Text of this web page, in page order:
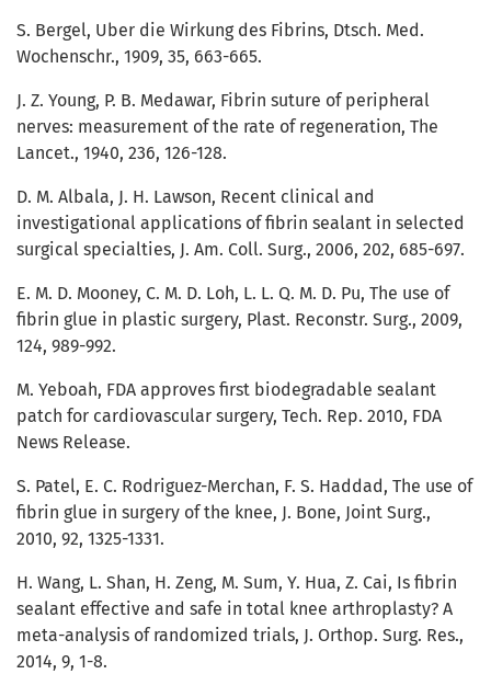
S. Bergel, Uber die Wirkung des Fibrins, Dtsch. Med.
Wochenschr., 1909, 35, 663-665.
J. Z. Young, P. B. Medawar, Fibrin suture of peripheral
nerves: measurement of the rate of regeneration, The
Lancet., 1940, 236, 126-128.
D. M. Albala, J. H. Lawson, Recent clinical and
investigational applications of fibrin sealant in selected
surgical specialties, J. Am. Coll. Surg., 2006, 202, 685-697.
E. M. D. Mooney, C. M. D. Loh, L. L. Q. M. D. Pu, The use of
fibrin glue in plastic surgery, Plast. Reconstr. Surg., 2009,
124, 989-992.
M. Yeboah, FDA approves first biodegradable sealant
patch for cardiovascular surgery, Tech. Rep. 2010, FDA
News Release.
S. Patel, E. C. Rodriguez-Merchan, F. S. Haddad, The use of
fibrin glue in surgery of the knee, J. Bone, Joint Surg.,
2010, 92, 1325-1331.
H. Wang, L. Shan, H. Zeng, M. Sum, Y. Hua, Z. Cai, Is fibrin
sealant effective and safe in total knee arthroplasty? A
meta-analysis of randomized trials, J. Orthop. Surg. Res.,
2014, 9, 1-8.